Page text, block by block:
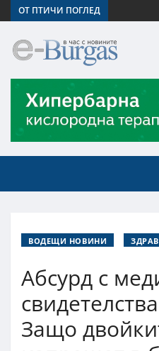
ОТ ПТИЧИ ПОГЛЕД
ВОДЕЩИ НОВИНИ
Абсурд с
Защо